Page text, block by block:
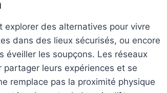
explorer des alternatives pour vivre
dans des lieux sécurisés, ou encore
éveiller les soupçons. Les réseaux
leurs expériences et se
remplace pas la proximité physique